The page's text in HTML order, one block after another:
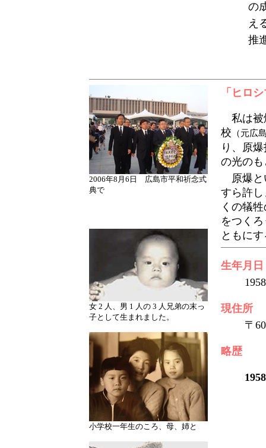
の
え
推
2006年8月6日 広島市平和祈念式
典で
女 2 人、男 1 人の 3 人兄弟の末っ
子として生まれました。
小学校一年生のころ、母、姉と
「ヒロ
私は被
校 （元広
り、原
の光の
原爆と
すら許
くの犠
をつく
ともに
生年月日
現住所
〒
略歴